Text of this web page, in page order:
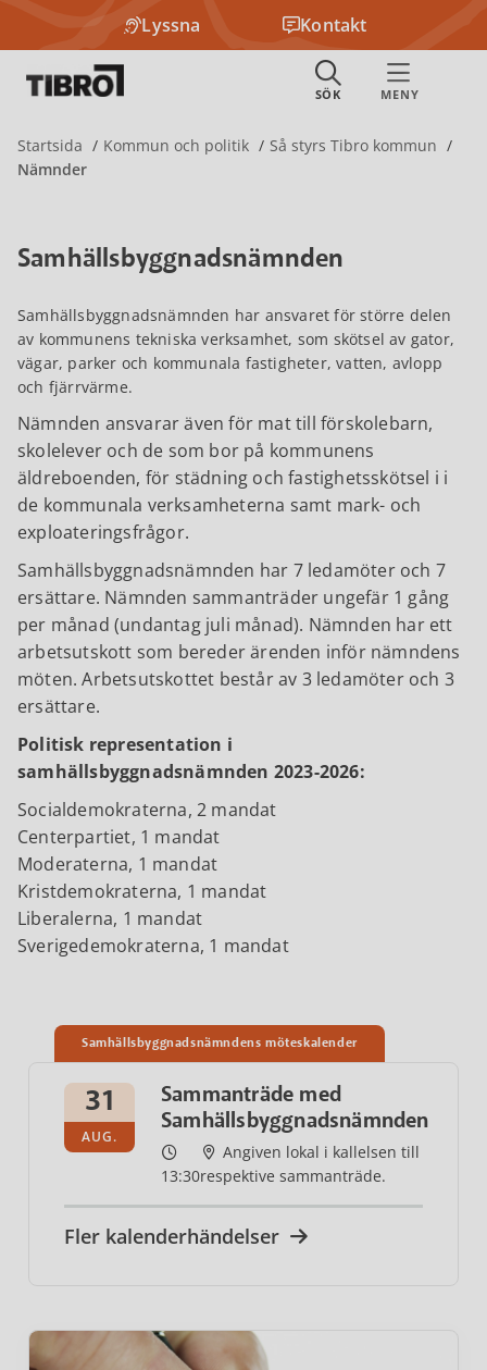
Lyssna Kontakt
Startsida Kommun och politik
Så styrs Tibro kommun
Nämnder
Samhällsbyggnadsnämnden
Samhällsbyggnadsnämnden har ansvaret för större delen
av kommunens tekniska verksamhet, som skötsel av gator,
vägar, parker och kommunala fastigheter, vatten, avlopp
och fjärrvärme.
Nämnden ansvarar även för mat till förskolebarn,
skolelever och de som bor på kommunens
äldreboenden, för städning och fastighetsskötsel i i
de kommunala verksamheterna samt mark- och
exploateringsfrågor.
Samhällsbyggnadsnämnden har 7 ledamöter och 7
ersättare. Nämnden sammanträder ungefär 1 gång
per månad (undantag juli månad). Nämnden har ett
arbetsutskott som bereder ärenden inför nämndens
möten. Arbetsutskottet består av 3 ledamöter och 3
ersättare.
Politisk representation i
samhällsbyggnadsnämnden 2023-2026:
Socialdemokraterna, 2 mandat
Centerpartiet, 1 mandat
Moderaterna, 1 mandat
Kristdemokraterna, 1 mandat
Liberalerna, 1 mandat
Sverigedemokraterna, 1 mandat
Samhällsbyggnadsnämndens möteskalender
31
AUG.
Sammanträde med
Samhällsbyggnadsnämnden
13:30
Angiven lokal i kallelsen till
respektive sammanträde.
Fler kalenderhändelser